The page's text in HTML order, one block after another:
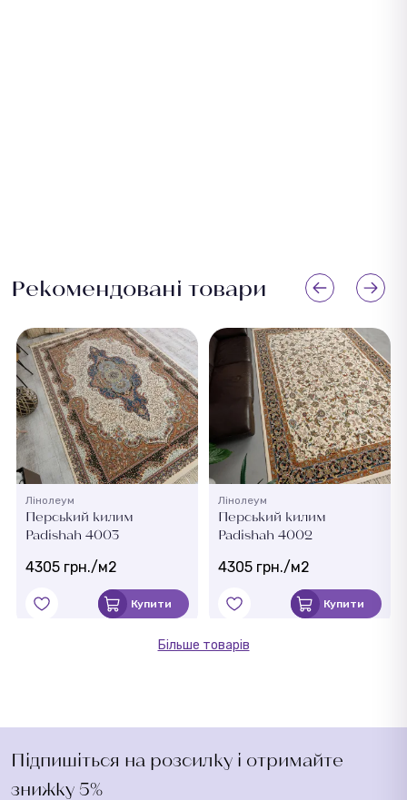
Рекомендовані товари
Лінолеум
Перський килим
Padishah 4003
4305 грн./м2
Купити
Лінолеум
Перський килим
Padishah 4002
4305 грн./м2
Купити
Більше товарів
Підпишіться на розсилку і отримайте
знижку 5%